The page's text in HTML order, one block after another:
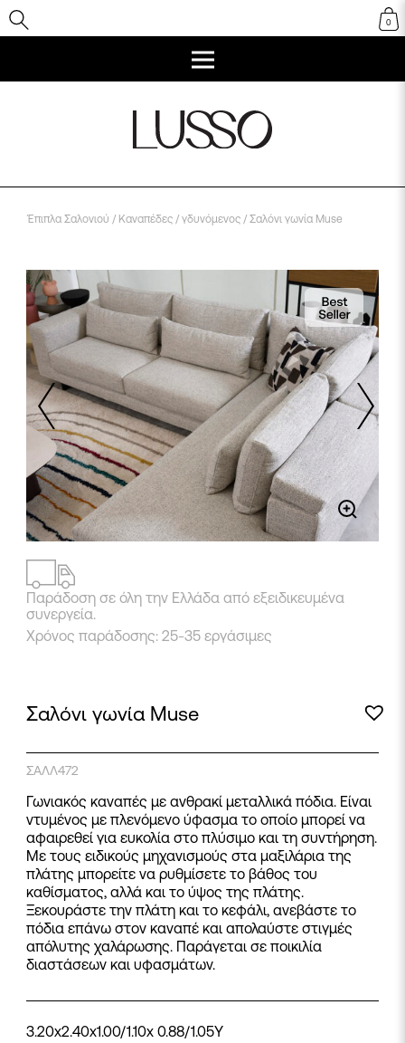
0
Έπιπλα Σαλονιού / Καναπέδες / γδυνόμενος / Σαλόνι γωνία Muse
Παράδοση σε όλη την Ελλάδα από εξειδικευμένα
συνεργεία.
Χρόνος παράδοσης: 25-35 εργάσιμες
Σαλόνι γωνία Muse
ΣΑΛΛ472
Γωνιακός καναπές με ανθρακί μεταλλικά πόδια. Είναι
ντυμένος με πλενόμενο ύφασμα το οποίο μπορεί να
αφαιρεθεί για ευκολία στο πλύσιμο και τη συντήρηση.
Με τους ειδικούς μηχανισμούς στα μαξιλάρια της
πλάτης μπορείτε να ρυθμίσετε το βάθος του
καθίσματος, αλλά και το ύψος της πλάτης.
Ξεκουράστε την πλάτη και το κεφάλι, ανεβάστε το
πόδια επάνω στον καναπέ και απολαύστε στιγμές
απόλυτης χαλάρωσης. Παράγεται σε ποικιλία
διαστάσεων και υφασμάτων.
3.20x2.40x1.00/1.10x 0.88/1.05Y